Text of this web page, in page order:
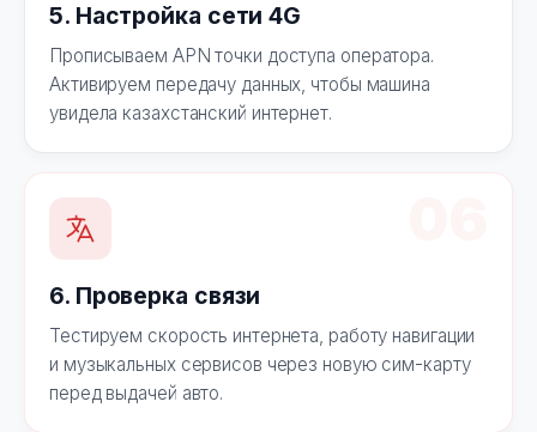
5. Настройка сети 4G
Прописываем APN точки доступа оператора.
Активируем передачу данных, чтобы машина
увидела казахстанский интернет.
6. Проверка связи
Тестируем скорость интернета, работу навигации
и музыкальных сервисов через новую сим-карту
перед выдачей авто.